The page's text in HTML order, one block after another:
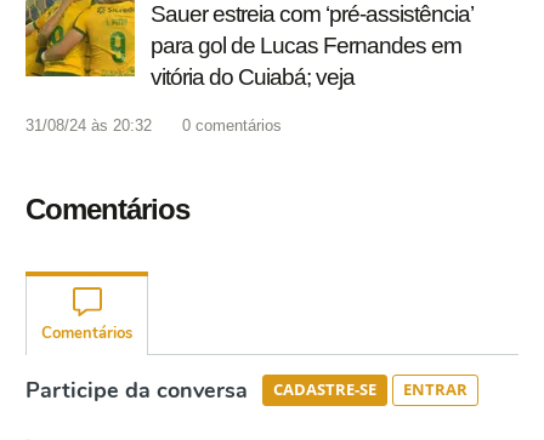
Sauer estreia com ‘pré-assistência’
para gol de Lucas Fernandes em
vitória do Cuiabá; veja
31/08/24 às 20:32 0 comentários
Comentários